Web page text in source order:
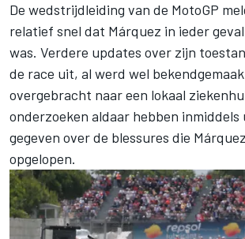
De wedstrijdleiding van de MotoGP
relatief snel dat Márquez in ieder
was. Verdere updates over zijn
de race uit, al werd wel
overgebracht naar een lokaal
onderzoeken aldaar hebben
gegeven over de blessures die
opgelopen.